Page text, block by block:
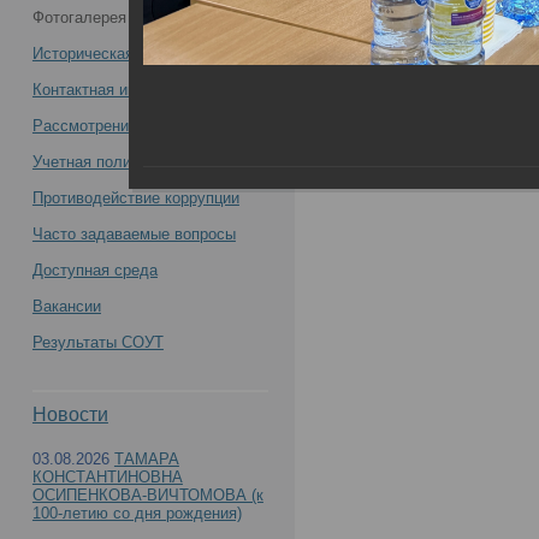
Минздрава России приняли участие в
выездных рабочих совещаниях в
учреждениях Новосибирской области -
Сотрудники ФГБУ «РЦСМЭ» Минздрава
учреждениях Новосибирской области
Фотогалерея
Историческая справка
Контактная информация
Рассмотрение обращений
Учетная политика учреждения
Противодействие коррупции
Часто задаваемые вопросы
Доступная среда
Вакансии
Результаты СОУТ
Новости
03.08.2026 ТАМАРА
КОНСТАНТИНОВНА
ОСИПЕНКОВА-ВИЧТОМОВА (к
100-летию со дня рождения)